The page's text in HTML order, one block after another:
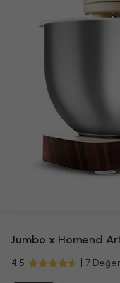
Jumbo x Homend
4.5 7